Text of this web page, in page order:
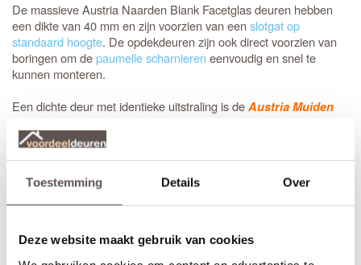
Toestemming Details Over
Deze website maakt gebruik van cookies
De massieve Austria Naarden Blank Facetglas deuren hebben
een dikte van 40 mm en zijn voorzien van eenslotgat op
standaard hoogte. De opdekdeuren zijn ook direct voorzien van
boringen om depaumelle scharnieren eenvoudig en snel te
kunnen monteren.
Een dichte deur met identieke uitstraling is deAustria Muiden
je de juiste draairichting aangeeft.
Stompe Austria Naarden Blank Facetglas deuren zijn aan beide